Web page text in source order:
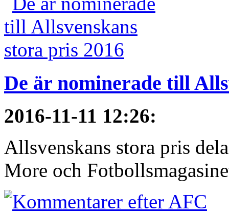
De är nominerade till
2016-11-11 12:26:
Allsvenskans stora pris
More och